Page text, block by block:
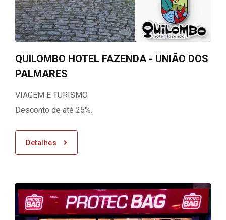
QUILOMBO HOTEL FAZENDA - UNIÃO DOS
PALMARES
VIAGEM E TURISMO
Desconto de até 25%.
Detalhes